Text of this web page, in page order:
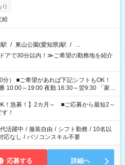
給
/ 東山公園(愛知県)駅 / …
アで30分以内！≫ご希望の勤務地を紹介
トもOK！
～19:00 夜勤 16:30～翌9:30 「家族
「余裕を持って夕飯の準備がしたい」
くない」 など、ご希望を教えてください
勤務時間。 合計で週40時間を超える場
！急募！】2カ月～ ■ご応募から最短2～
！
活躍中 / 服装自由 / シフト勤務 / 10名以
応なし / パソコンスキル不要
応募する 詳細へ